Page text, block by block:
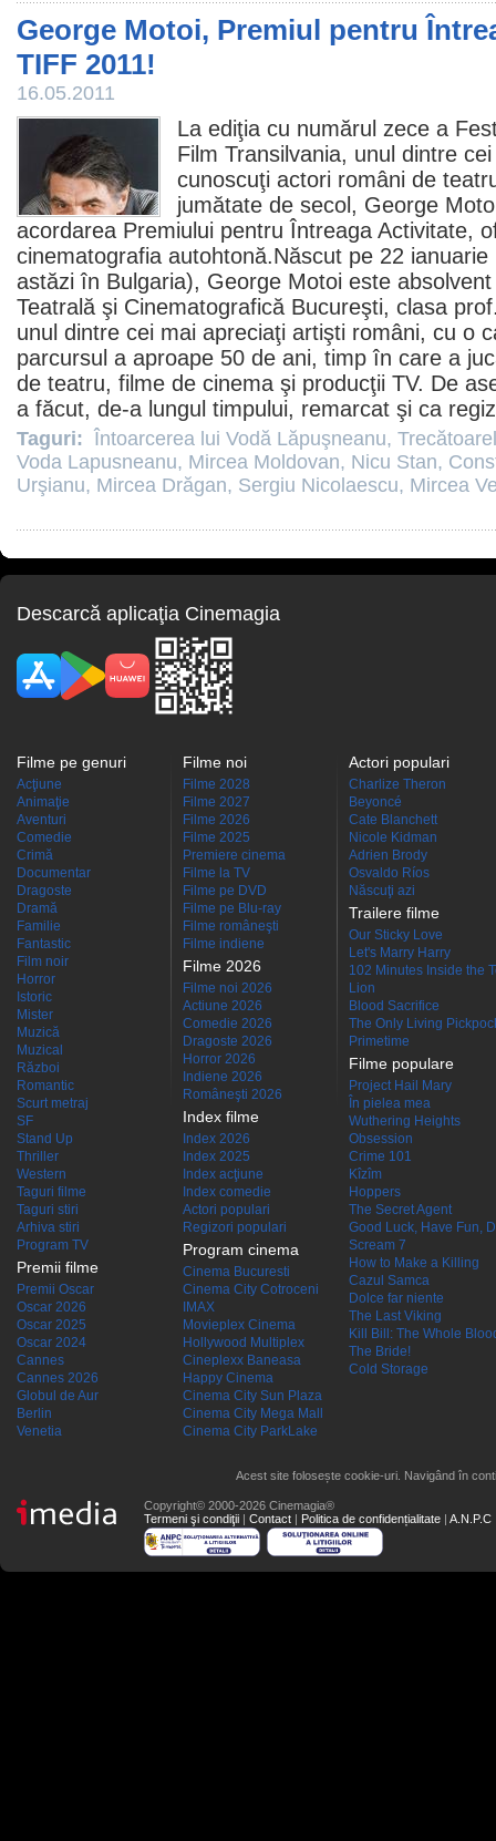
George Motoi, Premiul pentru
TIFF 2011!
16.05.2011
La ediţia cu numărul zece a
Film Transilvania, unul dintre
cunoscuţi actori români de
jumătate de secol, George
acordarea Premiului pentru Întreaga Activitate,
cinematografia autohtonă.Născut pe 22
astăzi în Bulgaria), George Motoi este
Teatrală şi Cinematografică Bucureşti, clasa
unul dintre cei mai apreciaţi artişti români, cu o
parcursul a aproape 50 de ani, timp în care a
de teatru, filme de cinema şi producţii TV. De
a făcut, de-a lungul timpului, remarcat şi ca
Taguri: Întoarcerea lui Vodă Lăpuşneanu,
Voda Lapusneanu, Mircea Moldovan, Nicu Stan,
Urşianu, Mircea Drăgan, Sergiu Nicolaescu, Mircea
Descarcă aplicaţia Cinemagia
Filme pe genuri
Acţiune
Animaţie
Aventuri
Comedie
Crimă
Documentar
Dragoste
Dramă
Familie
Fantastic
Film noir
Horror
Istoric
Mister
Muzică
Muzical
Război
Romantic
Scurt metraj
SF
Stand Up
Thriller
Western
Taguri filme
Taguri stiri
Arhiva stiri
Program TV
Premii filme
Premii Oscar
Oscar 2026
Oscar 2025
Oscar 2024
Cannes
Cannes 2026
Globul de Aur
Berlin
Venetia
Filme noi
Filme 2028
Filme 2027
Filme 2026
Filme 2025
Premiere cinema
Filme la TV
Filme pe DVD
Filme pe Blu-ray
Filme româneşti
Filme indiene
Filme 2026
Filme noi 2026
Actiune 2026
Comedie 2026
Dragoste 2026
Horror 2026
Indiene 2026
Româneşti 2026
Index filme
Index 2026
Index 2025
Index acţiune
Index comedie
Actori populari
Regizori populari
Program cinema
Cinema Bucuresti
Cinema City Cotroceni
IMAX
Movieplex Cinema
Hollywood Multiplex
Cineplexx Baneasa
Happy Cinema
Cinema City Sun Plaza
Cinema City Mega Mall
Cinema City ParkLake
Actori populari
Charlize Theron
Beyoncé
Cate Blanchett
Nicole Kidman
Adrien Brody
Osvaldo Ríos
Născuţi azi
Trailere filme
Our Sticky Love
Let's Marry Harry
102 Minutes Inside the
Lion
Blood Sacrifice
The Only Living
Primetime
Filme populare
Project Hail Mary
În pielea mea
Wuthering Heights
Obsession
Crime 101
Kîzîm
Hoppers
The Secret Agent
Good Luck, Have Fun,
Scream 7
How to Make a Killing
Cazul Samca
Dolce far niente
The Last Viking
Kill Bill: The Whole
The Bride!
Cold Storage
Acest site folosește cookie-uri. Navigând în
Copyright© 2000-2026 Cinemagia®
Termeni şi condiţii | Contact | Politica de confidențialitate | A.N.P.C